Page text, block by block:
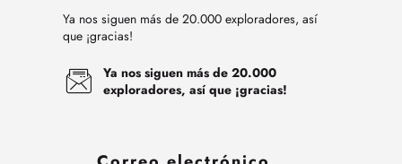
Ya nos siguen más de 20.000 exploradores, así
que ¡gracias!
Ya nos siguen más de 20.000
exploradores, así que ¡gracias!